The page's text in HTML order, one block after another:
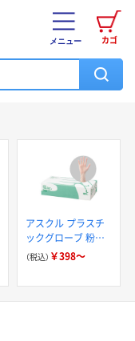
カゴ
メニュー
アスクル プラスチ
ックグローブ 粉な
し（パウダーフリー）
（税込） ￥398～